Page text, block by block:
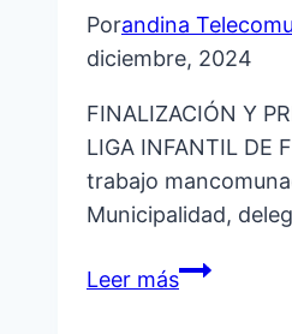
Porandina
diciembre, 2024
FINALIZACIÓN Y
LIGA INFANTIL DE
trabajo
Municipalidad,
Leer más